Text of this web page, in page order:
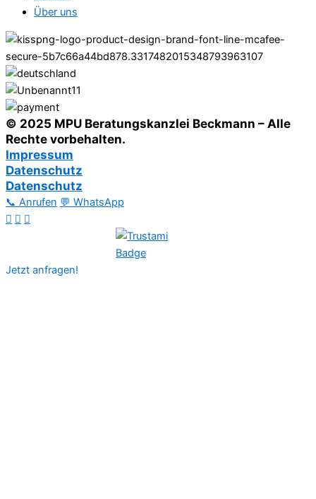
Über uns
© 2025 MPU Beratungskanzlei Beckmann – Alle
Rechte vorbehalten.
Impressum
Datenschutz
Datenschutz
📞 Anrufen 💬 WhatsApp
Jetzt anfragen!